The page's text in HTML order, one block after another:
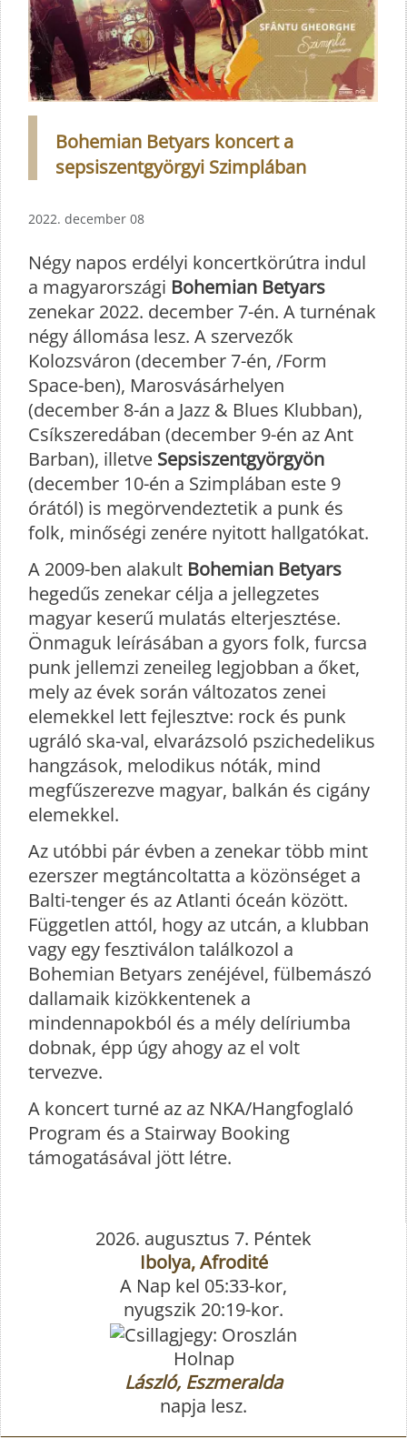
Bohemian Betyars koncert a
sepsiszentgyörgyi Szimplában
2022. december 08
Négy napos erdélyi koncertkörútra indul
a magyarországi Bohemian Betyars
zenekar 2022. december 7-én. A turnénak
négy állomása lesz. A szervezők
Kolozsváron (december 7-én, /Form
Space-ben), Marosvásárhelyen
(december 8-án a Jazz & Blues Klubban),
Csíkszeredában (december 9-én az Ant
Barban), illetve Sepsiszentgyörgyön
(december 10-én a Szimplában este 9
órától) is megörvendeztetik a punk és
folk, minőségi zenére nyitott hallgatókat.
A 2009-ben alakult Bohemian Betyars
hegedűs zenekar célja a jellegzetes
magyar keserű mulatás elterjesztése.
Önmaguk leírásában a gyors folk, furcsa
punk jellemzi zeneileg legjobban a őket,
mely az évek során változatos zenei
elemekkel lett fejlesztve: rock és punk
ugráló ska-val, elvarázsoló pszichedelikus
hangzások, melodikus nóták, mind
megfűszerezve magyar, balkán és cigány
elemekkel.
Az utóbbi pár évben a zenekar több mint
ezerszer megtáncoltatta a közönséget a
Balti-tenger és az Atlanti óceán között.
Független attól, hogy az utcán, a klubban
vagy egy fesztiválon találkozol a
Bohemian Betyars zenéjével, fülbemászó
dallamaik kizökkentenek a
mindennapokból és a mély delíriumba
dobnak, épp úgy ahogy az el volt
tervezve.
A koncert turné az az NKA/Hangfoglaló
Program és a Stairway Booking
támogatásával jött létre.
2026. augusztus 7. Péntek
Ibolya, Afrodité
A Nap kel 05:33-kor,
nyugszik 20:19-kor.
Holnap
László, Eszmeralda
napja lesz.